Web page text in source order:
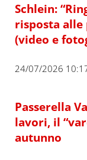
Schlein:
risposta alle
(video e
24/07/2026
Passerella
lavori, il
autunno